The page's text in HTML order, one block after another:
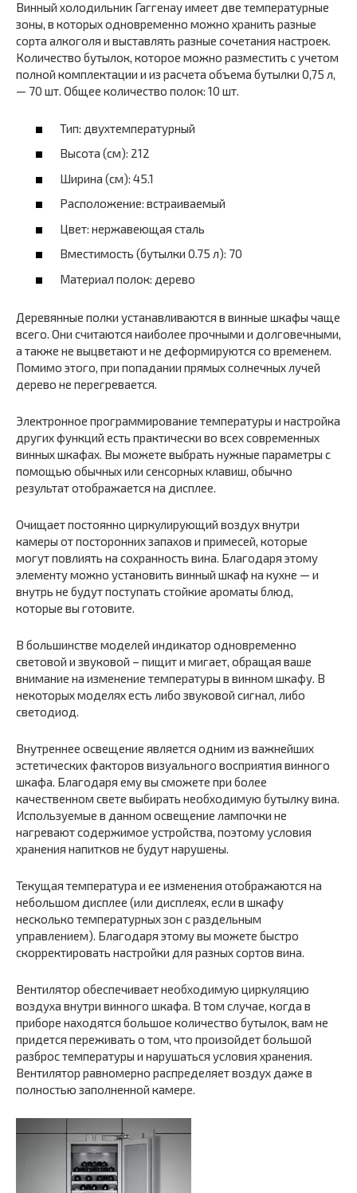
Винный холодильник Гаггенау имеет две температурные
зоны, в которых одновременно можно хранить разные
сорта алкоголя и выставлять разные сочетания настроек.
Количество бутылок, которое можно разместить с учетом
полной комплектации и из расчета объема бутылки 0,75 л,
— 70 шт. Общее количество полок: 10 шт.
Тип: двухтемпературный
Высота (см): 212
Ширина (см): 45.1
Расположение: встраиваемый
Цвет: нержавеющая сталь
Вместимость (бутылки 0.75 л): 70
Материал полок: дерево
Деревянные полки устанавливаются в винные шкафы чаще
всего. Они считаются наиболее прочными и долговечными,
а также не выцветают и не деформируются со временем.
Помимо этого, при попадании прямых солнечных лучей
дерево не перегревается.
Электронное программирование температуры и настройка
других функций есть практически во всех современных
винных шкафах. Вы можете выбрать нужные параметры с
помощью обычных или сенсорных клавиш, обычно
результат отображается на дисплее.
Очищает постоянно циркулирующий воздух внутри
камеры от посторонних запахов и примесей, которые
могут повлиять на сохранность вина. Благодаря этому
элементу можно установить винный шкаф на кухне — и
внутрь не будут поступать стойкие ароматы блюд,
которые вы готовите.
В большинстве моделей индикатор одновременно
световой и звуковой – пищит и мигает, обращая ваше
внимание на изменение температуры в винном шкафу. В
некоторых моделях есть либо звуковой сигнал, либо
светодиод.
Внутреннее освещение является одним из важнейших
эстетических факторов визуального восприятия винного
шкафа. Благодаря ему вы сможете при более
качественном свете выбирать необходимую бутылку вина.
Используемые в данном освещение лампочки не
нагревают содержимое устройства, поэтому условия
хранения напитков не будут нарушены.
Текущая температура и ее изменения отображаются на
небольшом дисплее (или дисплеях, если в шкафу
несколько температурных зон с раздельным
управлением). Благодаря этому вы можете быстро
скорректировать настройки для разных сортов вина.
Вентилятор обеспечивает необходимую циркуляцию
воздуха внутри винного шкафа. В том случае, когда в
приборе находятся большое количество бутылок, вам не
придется переживать о том, что произойдет большой
разброс температуры и нарушаться условия хранения.
Вентилятор равномерно распределяет воздух даже в
полностью заполненной камере.